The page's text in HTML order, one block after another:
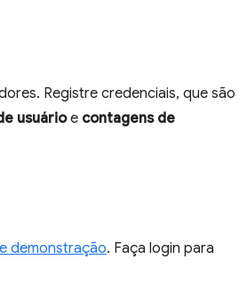
Registre credenciais, que são
usuárioe contagens de
demonstração. Faça login para